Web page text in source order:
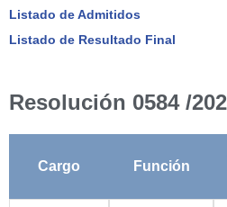
Listado de Admitidos
Listado de Resultado Final
Resolución 0584 /
Cargo Función